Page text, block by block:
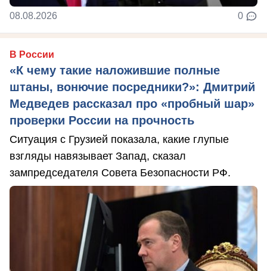
08.08.2026 0
В России
«К чему такие наложившие полные
штаны, вонючие посредники?»: Дмитрий
Медведев рассказал про «пробный шар»
проверки России на прочность
Ситуация с Грузией показала, какие глупые
взгляды навязывает Запад, сказал
зампредседателя Совета Безопасности РФ.